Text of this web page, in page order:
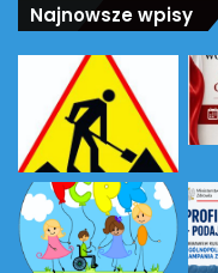
Najnowsze wpisy